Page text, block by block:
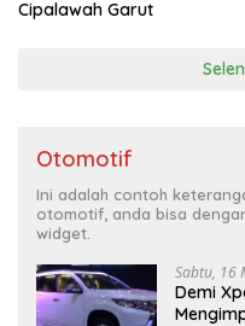
Cipalawah Garut
Otomotif
Ini adalah contoh
otomotif, anda bisa
widget.
Sabtu, 16
Demi